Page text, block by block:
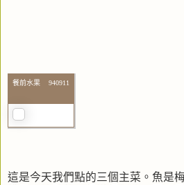
餐前水果 940911
這是今天我們點的三個主菜。魚是